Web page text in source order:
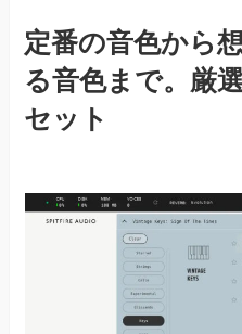
定番の音色から
る音色まで。厳
セット